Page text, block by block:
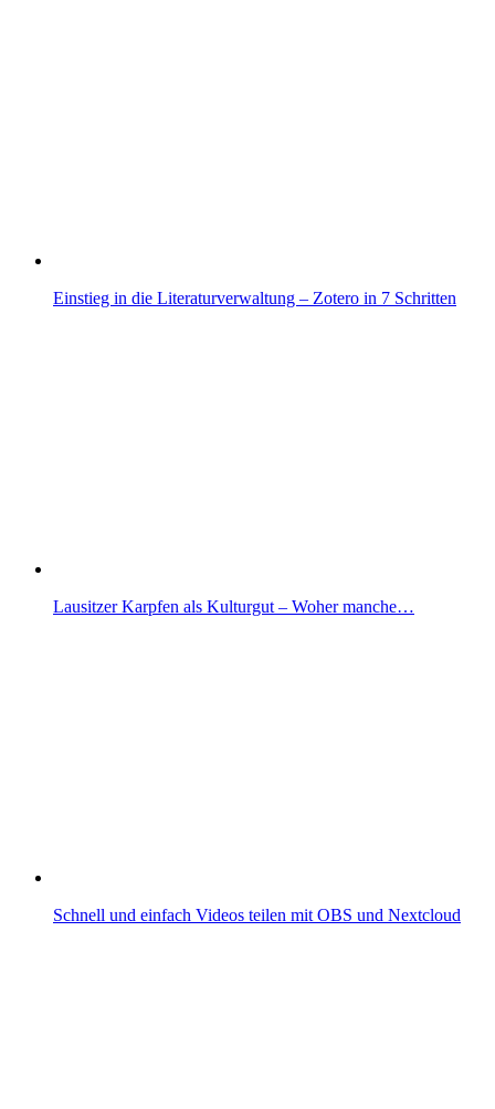
Einstieg in die Literaturverwaltung – Zotero in 7 Schritten
Lausitzer Karpfen als Kulturgut – Woher manche…
Schnell und einfach Videos teilen mit OBS und Nextcloud